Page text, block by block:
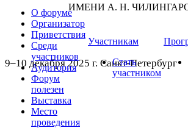
ИМЕНИ А. Н.
9–10 декабря 2025 г. Санкт-Петербург
О форуме
Организатор
Приветствия
Среди
участников
Аудитория
Форум
полезен
Выставка
Место
проведения
Участникам
Стать
участником